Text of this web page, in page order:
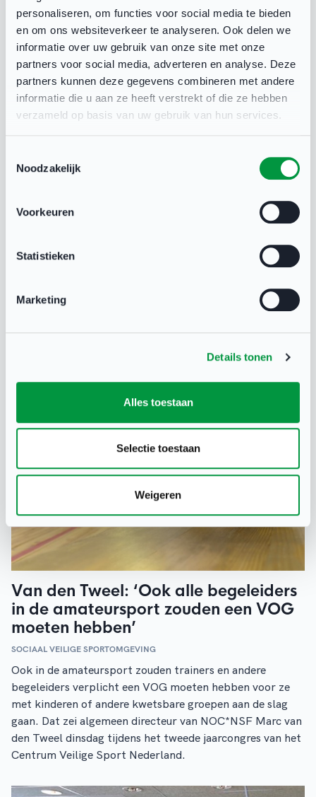
personaliseren, om functies voor social media te bieden
en om ons websiteverkeer te analyseren. Ook delen we
informatie over uw gebruik van onze site met onze
partners voor social media, adverteren en analyse. Deze
partners kunnen deze gegevens combineren met andere
informatie die u aan ze heeft verstrekt of die ze hebben
verzameld op basis van uw gebruik van hun services.
Noodzakelijk
Voorkeuren
Statistieken
Marketing
Details tonen
Alles toestaan
Selectie toestaan
Weigeren
Toegankelijke sport gaat in
Rotterdam verder dan de gebouwen
De toegankelijkheid van de sport voor mensen met een
beperking staat in Rotterdam al lang hoog op de agenda.
sportaccommodaties toegankelijk te maken. In het plan
‘Rotterdam Sport Onbeperkt’ zijn die fysieke
Van den Tweel: ‘Ook alle begeleiders
in de amateursport zouden een VOG
moeten hebben’
SOCIAAL VEILIGE SPORTOMGEVING
Ook in de amateursport zouden trainers en andere
begeleiders verplicht een VOG moeten hebben voor ze
met kinderen of andere kwetsbare groepen aan de slag
gaan. Dat zei algemeen directeur van NOC*NSF Marc van
den Tweel dinsdag tijdens het tweede jaarcongres van het
Centrum Veilige Sport Nederland.